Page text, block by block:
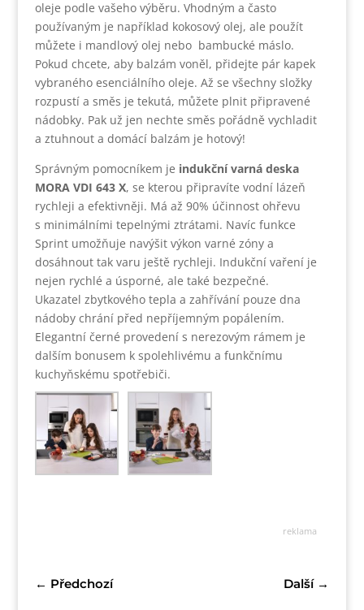
oleje podle vašeho výběru. Vhodným a často
používaným je například kokosový olej, ale použít
můžete i mandlový olej nebo bambucké máslo.
Pokud chcete, aby balzám voněl, přidejte pár kapek
vybraného esenciálního oleje. Až se všechny složky
rozpustí a směs je tekutá, můžete plnit připravené
nádobky. Pak už jen nechte směs pořádně vychladit
a ztuhnout a domácí balzám je hotový!
Správným pomocníkem je indukční varná deska
MORA VDI 643 X, se kterou připravíte vodní lázeň
rychleji a efektivněji. Má až 90% účinnost ohřevu
s minimálními tepelnými ztrátami. Navíc funkce
Sprint umožňuje navýšit výkon varné zóny a
dosáhnout tak varu ještě rychleji. Indukční vaření je
nejen rychlé a úsporné, ale také bezpečné.
Ukazatel zbytkového tepla a zahřívání pouze dna
nádoby chrání před nepříjemným popálením.
Elegantní černé provedení s nerezovým rámem je
dalším bonusem k spolehlivému a funkčnímu
kuchyňskému spotřebiči.
reklama
← Předchozí Další→